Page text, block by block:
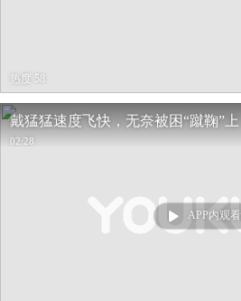
热度 58
戴猛猛速度飞快，无奈被困“蹴鞠”上
02:28
APP内观看